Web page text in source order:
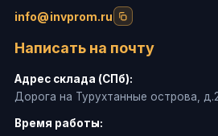
info@invprom.ru
Написать на почту
Адрес склада (СПб):
Дорога на Турухтанные острова,
Время работы: